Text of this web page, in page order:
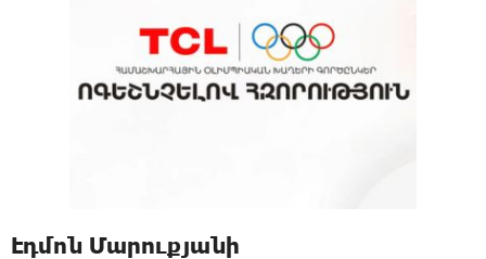
Էդմոն Մարուքյանի